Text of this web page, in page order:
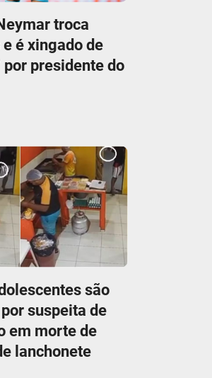
troca
é xingado de
por presidente do
são
suspeita de
em morte de
lanchonete